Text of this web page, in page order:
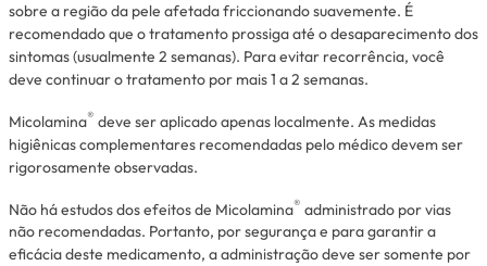
sobre a região da pele afetada friccionando suavemente. É
recomendado que o tratamento prossiga até o desaparecimento dos
sintomas (usualmente 2 semanas). Para evitar recorrência, você
deve continuar o tratamento por mais 1 a 2 semanas.
Micolamina® deve ser aplicado apenas localmente. As medidas
higiênicas complementares recomendadas pelo médico devem ser
rigorosamente observadas.
Não há estudos dos efeitos de Micolamina® administrado por vias
não recomendadas. Portanto, por segurança e para garantir a
eficácia deste medicamento, a administração deve ser somente por